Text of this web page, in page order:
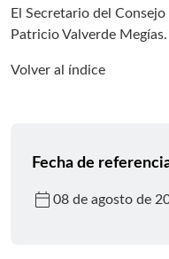
El Secretario del
Patricio Valverde Megías.
Volver al índice
Fecha de
calendar_today 08 de agosto de